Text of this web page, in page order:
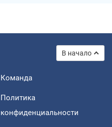
В начало
Команда
Политика
конфиденциальности